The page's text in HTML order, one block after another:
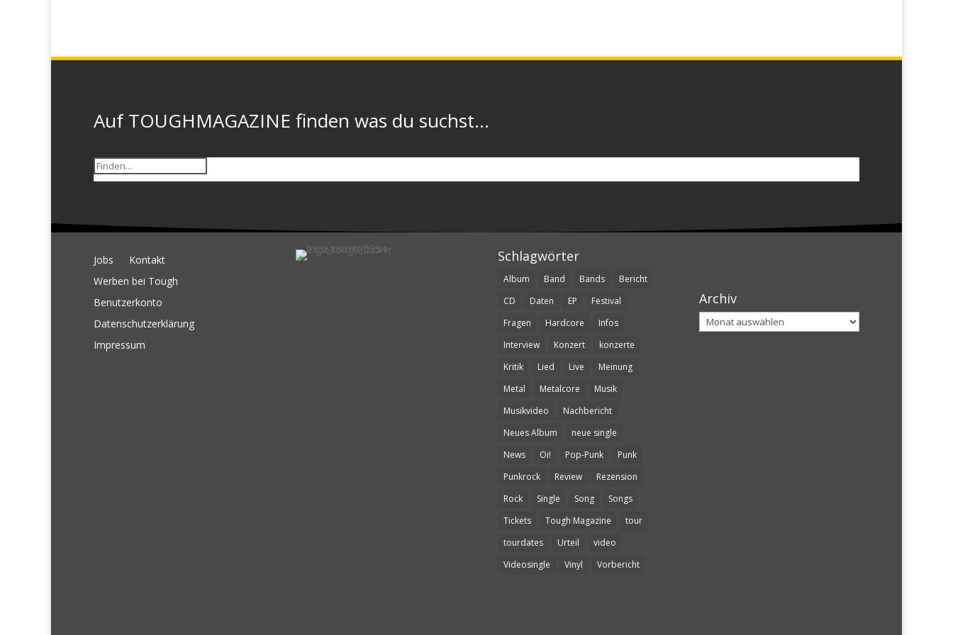
Auf TOUGHMAGAZINE finden was du suchst...
Jobs
Kontakt
Werben bei Tough
Benutzerkonto
Datenschutzerklärung
Impressum
Schlagwörter
Album Band Bands
Bericht
CD
Daten EP
Festival
Fragen
Hardcore
Infos
Interview
Konzert
konzerte
Kritik
Lied Live
Meinung
Metal
Metalcore
Musik
Musikvideo
Nachbericht
Neues Album
neue single
News
Oi! Pop-Punk
Punk
Punkrock
Review
Rezension
Rock
Single Song
Songs
Tickets
Tough Magazine
tour
tourdates
Urteil
video
Videosingle
Vinyl Vorbericht
Archiv
Archiv